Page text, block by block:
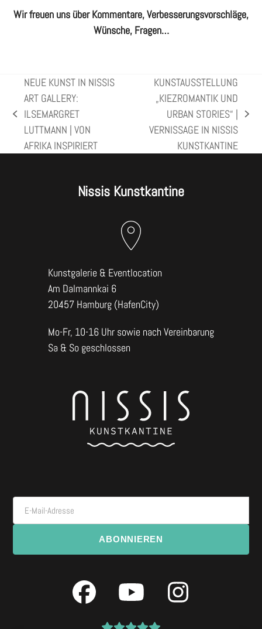
Wir freuen uns über Kommentare, Verbesserungsvorschläge,
Wünsche, Fragen…
vorheriger
Beitrag:
NEUE KUNST IN NISSIS
ART GALLERY:
ILSEMARGRET
LUTTMANN | VON
AFRIKA INSPIRIERT
Beitrag:
KUNSTAUSSTELLUNG
„KIEZROMANTIK UND
URBAN STORIES“ |
VERNISSAGE IN NISSIS
KUNSTKANTINE
Nissis Kunstkantine
Kunstgalerie & Eventlocation
Am Dalmannkai 6
20457 Hamburg (HafenCity)
Mo-Fr, 10-16 Uhr sowie nach Vereinbarung
Sa & So geschlossen
E-Mail-Adresse
ABONNIEREN
Facebook
YouTube